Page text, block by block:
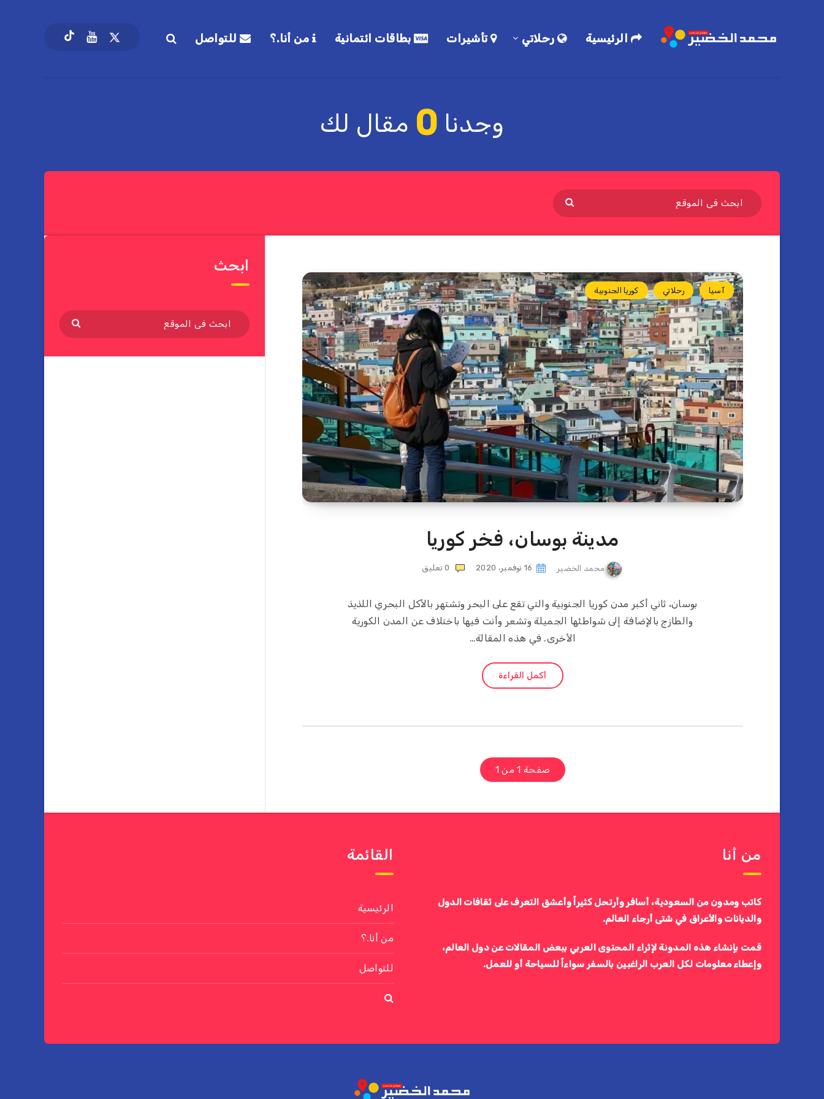
الرئيسية رحلاتي تأشيرات بطاقات ائتمانية من أنا.؟ للتواصل
وجدنا 0 مقال لك
آسيا رحلاتي كوريا الجنوبية
مدينة بوسان، فخر كوريا
محمد الخضير 16 نوفمبر، 2020 0 تعليق
بوسان، ثاني أكبر مدن كوريا الجنوبية والتي تقع على البحر وتشتهر بالأكل البحري اللذيذ
والطازج بالإضافة إلى شواطئها الجميلة وتشعر وأنت فيها باختلاف عن المدن الكورية
الأخرى. في هذه المقالة…
أكمل القراءة
صفحة 1 من 1
ابحث
من أنا
كاتب ومدون من السعودية، أسافر وأرتحل كثيراً وأعشق التعرف على ثقافات الدول
والديانات والأعراق في شتى أرجاء العالم.
قمت بإنشاء هذه المدونة لإثراء المحتوى العربي ببعض المقالات عن دول العالم،
وإعطاء معلومات لكل العرب الراغبين بالسفر سواءاً للسياحة أو للعمل.
القائمة
الرئيسية
من أنا.؟
للتواصل